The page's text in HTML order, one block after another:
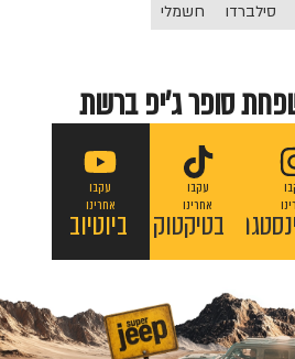
סילברדו חשמלי
סופר ג'יפ ברשת
עקבו
אחרינו
ביוטיוב
עקבו
אחרינו
בטיקטוק